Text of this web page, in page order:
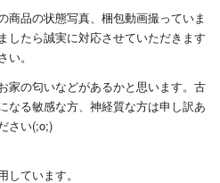
商品の状態写真、梱包動画撮っていま
したら誠実に対応させていただきます
。
家の匂いなどがあるかと思います。古
なる敏感な方、神経質な方は申し訳あ
さい(;o;)
ています。